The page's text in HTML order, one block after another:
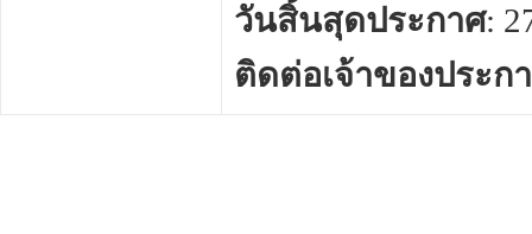
วันสิ้นสุดประกาศ:
ติดต่อเจ้าของประก